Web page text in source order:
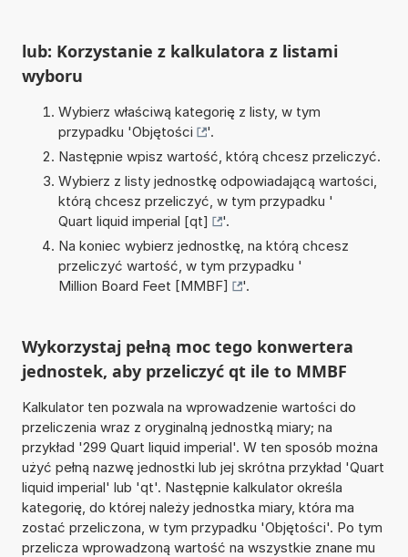
lub: Korzystanie z kalkulatora z listami
wyboru
Wybierz właściwą kategorię z listy, w tym
przypadku 'Objętości
'.
Następnie wpisz wartość, którą chcesz przeliczyć.
Wybierz z listy jednostkę odpowiadającą wartości,
którą chcesz przeliczyć, w tym przypadku '
Quart liquid imperial [qt]
'.
Na koniec wybierz jednostkę, na którą chcesz
przeliczyć wartość, w tym przypadku '
Million Board Feet [MMBF]
'.
Wykorzystaj pełną moc tego konwertera
jednostek, aby przeliczyć qt ile to MMBF
Kalkulator ten pozwala na wprowadzenie wartości do
przeliczenia wraz z oryginalną jednostką miary; na
przykład '299 Quart liquid imperial'. W ten sposób można
użyć pełną nazwę jednostki lub jej skrótna przykład 'Quart
liquid imperial' lub 'qt'. Następnie kalkulator określa
kategorię, do której należy jednostka miary, która ma
zostać przeliczona, w tym przypadku 'Objętości'. Po tym
przelicza wprowadzoną wartość na wszystkie znane mu